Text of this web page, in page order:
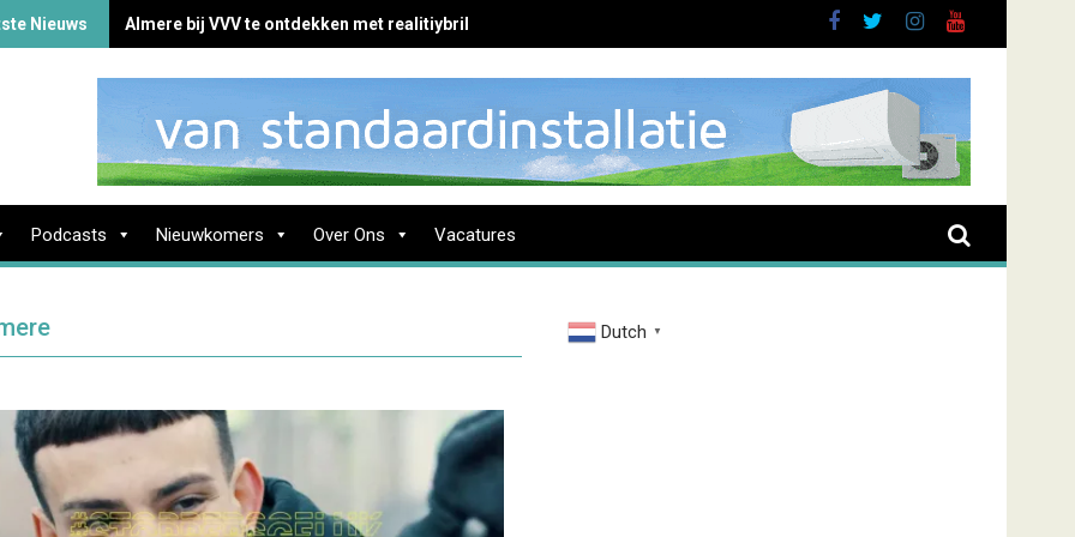
Nieuws Almere bij VVV te ontdekken met realitiybril
Podcasts Nieuwkomers Over Ons Vacatures
Dutch ▼